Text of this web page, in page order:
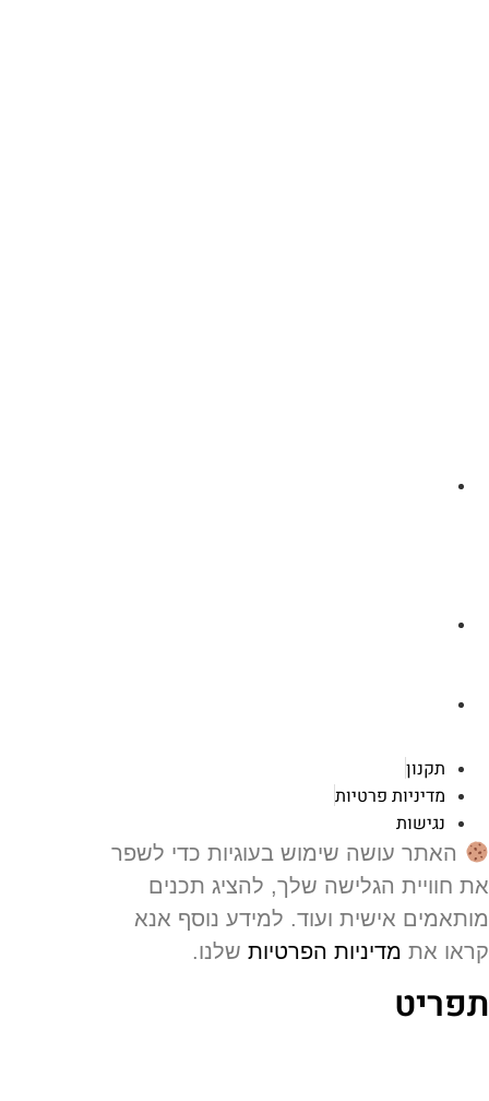
תקנון
מדיניות פרטיות
נגישות
האתר עושה שימוש בעוגיות כדי לשפר
חוויית הגלישה שלך, להציג תכנים
אישית ועוד. למידע נוסף אנא
אתמדיניות הפרטיותשלנו.